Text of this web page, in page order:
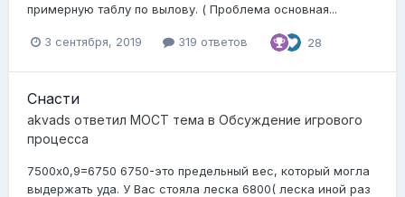
примерную таблу по вылову. ( Проблема основная...
3 сентября, 2019 319 ответов 28
Снасти
akvads ответил MOCT тема в Обсуждение игрового
процесса
7500х0,9=6750 6750-это предельный вес, который могла
выдержать уда. У Вас стояла леска 6800( леска иной раз